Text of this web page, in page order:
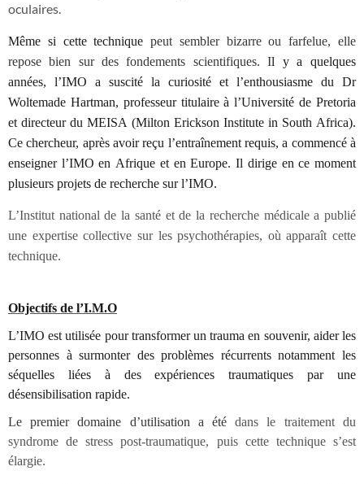
oculaires.
Même si cette technique peut sembler bizarre ou farfelue, elle
repose bien sur des fondements scientifiques. Il y a quelques
années, l’IMO a suscité la curiosité et l’enthousiasme du Dr
Woltemade Hartman, professeur titulaire à l’Université de Pretoria
et directeur du MEISA (Milton Erickson Institute in South Africa).
Ce chercheur, après avoir reçu l’entraînement requis, a commencé à
enseigner l’IMO en Afrique et en Europe. Il dirige en ce moment
plusieurs projets de recherche sur l’IMO.
L’Institut national de la santé et de la recherche médicale a publié
une expertise collective sur les psychothérapies, où apparaît cette
technique.
Objectifs de l’I.M.O
L’IMO est utilisée pour transformer un trauma en souvenir, aider les
personnes à surmonter des problèmes récurrents notamment les
séquelles liées à des expériences traumatiques par une
désensibilisation rapide.
Le premier domaine d’utilisation a été dans le traitement du
syndrome de stress post-traumatique, puis cette technique s’est
élargie.